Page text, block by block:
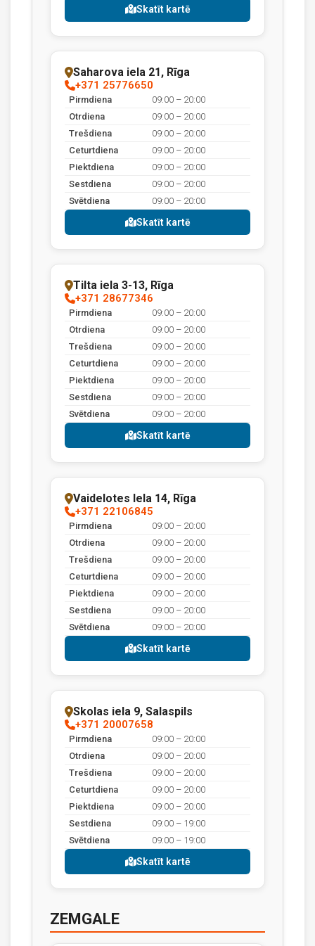
Skatīt kartē
Saharova iela 21, Rīga
+371 25776650
Pirmdiena
09:00 – 20:00
Otrdiena
09:00 – 20:00
Trešdiena
09:00 – 20:00
Ceturtdiena
09:00 – 20:00
Piektdiena
09:00 – 20:00
Sestdiena
09:00 – 20:00
Svētdiena
09:00 – 20:00
Skatīt kartē
Tilta iela 3-13, Rīga
+371 28677346
Pirmdiena
09:00 – 20:00
Otrdiena
09:00 – 20:00
Trešdiena
09:00 – 20:00
Ceturtdiena
09:00 – 20:00
Piektdiena
09:00 – 20:00
Sestdiena
09:00 – 20:00
Svētdiena
09:00 – 20:00
Skatīt kartē
Vaidelotes Iela 14, Rīga
+371 22106845
Pirmdiena
09:00 – 20:00
Otrdiena
09:00 – 20:00
Trešdiena
09:00 – 20:00
Ceturtdiena
09:00 – 20:00
Piektdiena
09:00 – 20:00
Sestdiena
09:00 – 20:00
Svētdiena
09:00 – 20:00
Skatīt kartē
Skolas iela 9, Salaspils
+371 20007658
Pirmdiena
09:00 – 20:00
Otrdiena
09:00 – 20:00
Trešdiena
09:00 – 20:00
Ceturtdiena
09:00 – 20:00
Piektdiena
09:00 – 20:00
Sestdiena
09:00 – 19:00
Svētdiena
09:00 – 19:00
Skatīt kartē
ZEMGALE